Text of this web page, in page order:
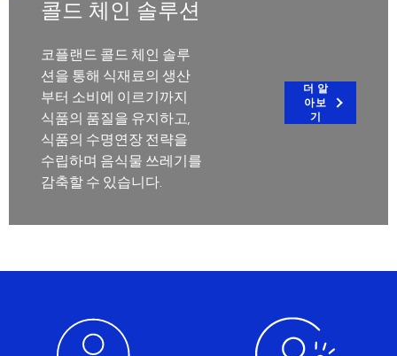
콜드 체인 솔루션
코플랜드 콜드 체인 솔루
션을 통해 식재료의 생산
부터 소비에 이르기까지
식품의 품질을 유지하고,
식품의 수명연장 전략을
수립하며 음식물 쓰레기를
감축할 수 있습니다.
더 알
아보
기